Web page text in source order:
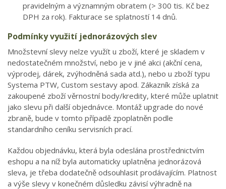
pravidelným a významným obratem (> 300 tis. Kč bez
DPH za rok). Fakturace se splatností 14 dnů.
Podmínky využití jednorázových slev
Množstevní slevy nelze využít u zboží, které je skladem v
nedostatečném množství, nebo je v jiné akci (akční cena,
výprodej, dárek, zvýhodněná sada atd.), nebo u zboží typu
Systema PTW, Custom sestavy apod. Zákazník získá za
zakoupené zboží věrnostní body/kredity, které může uplatnit
jako slevu při další objednávce. Montáž upgrade do nové
zbraně, bude v tomto případě zpoplatněn podle
standardního ceníku servisních prací.
Každou objednávku, která byla odeslána prostřednictvím
eshopu a na níž byla automaticky uplatněna jednorázová
sleva, je třeba dodatečně odsouhlasit prodávajícím. Platnost
a výše slevy v konečném důsledku závisí výhradně na